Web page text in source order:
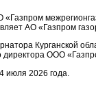
АО «Газпром
Курганской
директора ООО
июля 2026 года.